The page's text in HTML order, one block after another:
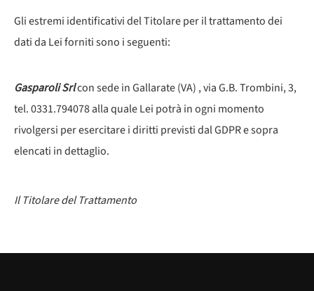
Gli estremi identificativi del Titolare per il trattamento dei
dati da Lei forniti sono i seguenti:
Gasparoli Srlcon sede in Gallarate (VA) , via G.B. Trombini, 3,
tel. 0331.794078 alla quale Lei potrà in ogni momento
rivolgersi per esercitare i diritti previsti dal GDPR e sopra
elencati in dettaglio.
Il Titolare del Trattamento